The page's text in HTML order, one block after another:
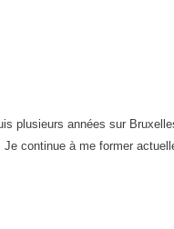
plusieurs années sur
continue à me former